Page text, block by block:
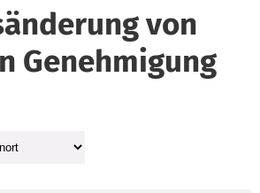
von
Genehmigung